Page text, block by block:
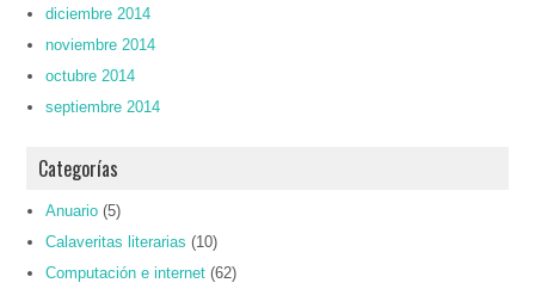
diciembre 2014
noviembre 2014
octubre 2014
septiembre 2014
Categorías
Anuario (5)
Calaveritas literarias (10)
Computación e internet (62)